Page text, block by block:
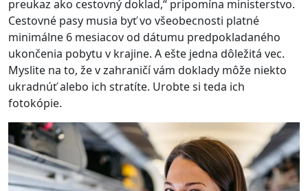
preukaz ako cestovný doklad,“ pripomína ministerstvo.
Cestovné pasy musia byť vo všeobecnosti platné
minimálne 6 mesiacov od dátumu predpokladaného
ukončenia pobytu v krajine. A ešte jedna dôležitá vec.
Myslite na to, že v zahraničí vám doklady môže niekto
ukradnúť alebo ich stratíte. Urobte si teda ich
fotokópie.